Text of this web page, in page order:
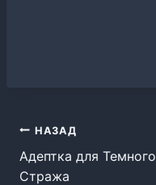
Навигация
по
НАЗАД
Адептка для Темного
Стража